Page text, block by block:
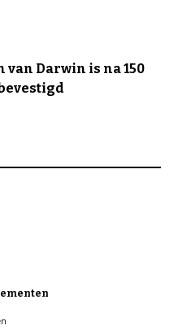
van Darwin is na 150